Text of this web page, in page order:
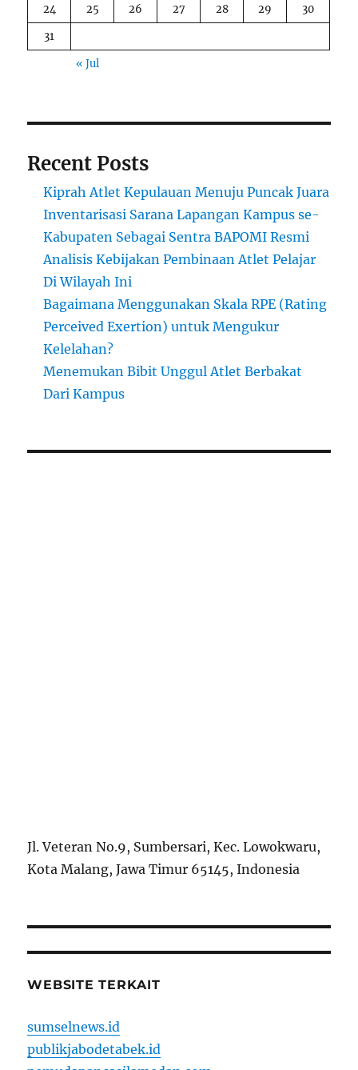
24
25 26 27 28 29
30
31
« Jul
Recent Posts
Kiprah Atlet Kepulauan Menuju Puncak Juara
Inventarisasi Sarana Lapangan Kampus se-
Kabupaten Sebagai Sentra BAPOMI Resmi
Analisis Kebijakan Pembinaan Atlet Pelajar
Di Wilayah Ini
Bagaimana Menggunakan Skala RPE (Rating
Perceived Exertion) untuk Mengukur
Kelelahan?
Menemukan Bibit Unggul Atlet Berbakat
Dari Kampus
Jl. Veteran No.9, Sumbersari, Kec. Lowokwaru,
Kota Malang, Jawa Timur 65145, Indonesia
WEBSITE TERKAIT
sumselnews.id
publikjabodetabek.id